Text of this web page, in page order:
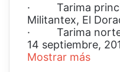
· Tarima
Militantex, El
· Tarima
14 septiembre,
Mostrar más